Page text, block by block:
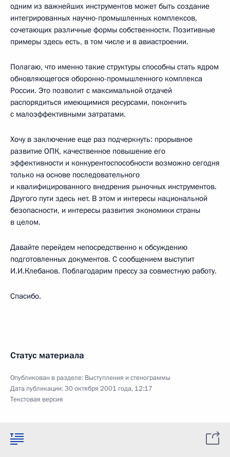
одним из важнейших инструментов может быть создание
интегрированных научно-промышленных комплексов,
сочетающих различные формы собственности. Позитивные
примеры здесь есть, в том числе и в авиастроении.
Полагаю, что именно такие структуры способны стать ядром
обновляющегося оборонно-промышленного комплекса
России. Это позволит с максимальной отдачей
распорядиться имеющимися ресурсами, покончить
с малоэффективными затратами.
Хочу в заключение еще раз подчеркнуть: прорывное
развитие ОПК, качественное повышение его
эффективности и конкурентоспособности возможно сегодня
только на основе последовательного
и квалифицированного внедрения рыночных инструментов.
Другого пути здесь нет. В этом и интересы национальной
безопасности, и интересы развития экономики страны
в целом.
Давайте перейдем непосредственно к обсуждению
подготовленных документов. С сообщением выступит
И.И.Клебанов. Поблагодарим прессу за совместную работу.
Спасибо.
Статус материала
Опубликован в разделе: Выступления и стенограммы
Дата публикации:30 октября 2001 года, 12:17
Текстовая версия